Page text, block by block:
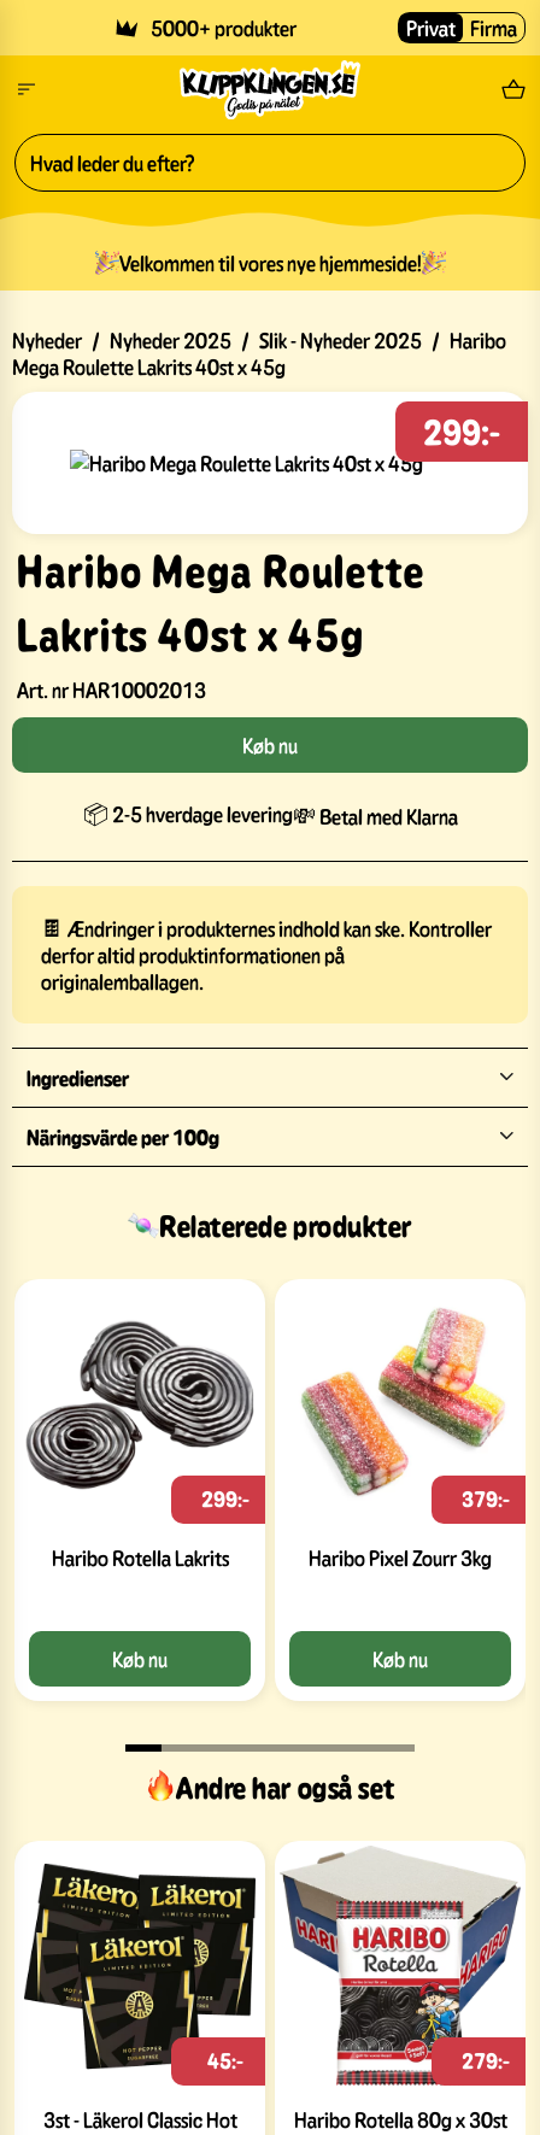
5000+ produkter Privat Firma
Velkommen til vores nye hjemmeside!
Nyheder / Nyheder 2025 / Slik - Nyheder 2025 / Haribo
Mega Roulette Lakrits 40st x 45g
Haribo Mega Roulette
Lakrits 40st x 45g
Art. nrHAR10002013
299:-
Køb nu
📦 2-5 hverdage levering💸 Betal med Klarna
🍫 Ændringer i produkternes indhold kan ske. Kontroller
derfor altid produktinformationen på
originalemballagen.
Ingredienser
Näringsvärde per 100g
Relaterede produkter
Haribo Rotella Lakrits
299:-
Køb nu
Haribo Pixel Zourr 3kg
379:-
Køb nu
Andre har også set
3st - Läkerol Classic Hot
45:-
Haribo Rotella 80g x 30st
279:-